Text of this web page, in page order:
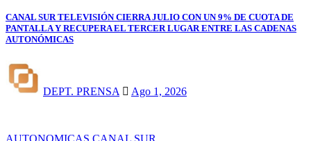
CANAL SUR TELEVISIÓN CIERRA JULIO CON UN 9% DE CUOTA DE
PANTALLA Y RECUPERA EL TERCER LUGAR ENTRE LAS CADENAS
AUTONÓMICAS
DEPT. PRENSA Ago 1, 2026